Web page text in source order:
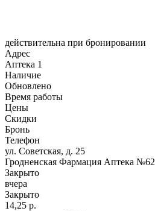
действительна при бронировании
Адрес
Аптека 1
Наличие
Обновлено
Время работы
Цены
Скидки
Бронь
Телефон
ул. Советская, д. 25
Гродненская Фармация Аптека №62
Закрыто
вчера
Закрыто
14,25 р.